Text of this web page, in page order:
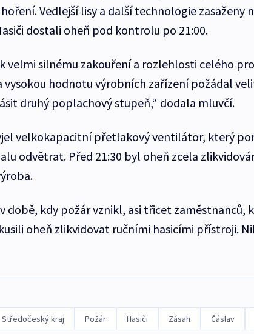
Vedlejší lisy a další technologie zasaženy
dostali oheň pod kontrolu po 21:00.
velmi silnému zakouření a rozlehlosti celého
vysokou hodnotu výrobních zařízení požádal
druhý poplachový stupeň,“ dodala mluvčí.
velkokapacitní přetlakový ventilátor, který
odvětrat. Před 21:30 byl oheň zcela
době, kdy požár vznikl, asi třicet zaměstnanců,
oheň zlikvidovat ručními hasicími přístroji.
Středočeský kraj Požár Hasiči Zásah Čáslav